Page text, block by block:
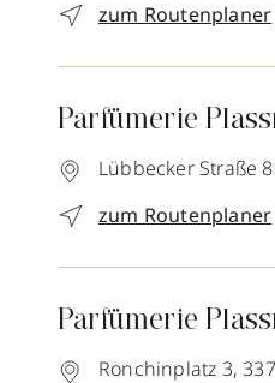
zum Routenplaner
Parfümerie
Lübbecker Straße
zum Routenplaner
Parfümerie
Ronchinplatz 3,